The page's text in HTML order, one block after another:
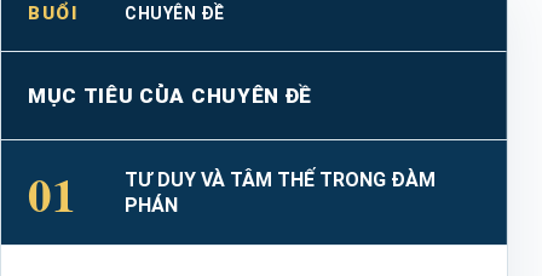
BUỔI CHUYÊN ĐỀ
MỤC TIÊU CỦA CHUYÊN ĐỀ
01
TƯ DUY VÀ TÂM THẾ TRONG ĐÀM
PHÁN